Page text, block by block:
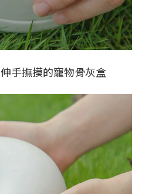
手撫摸的寵物骨灰盒